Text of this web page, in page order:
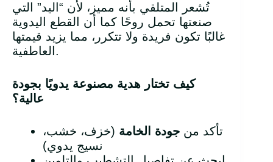
تُشعر المتلقي بأنه مميز، لأن “اليد” التي
صنعتها تحمل روحًا كما أن القطع اليدوية
غالبًا تكون فريدة ولا تتكرر، مما يزيد قيمتها
العاطفية.
كيف تختار هدية مصنوعة يدويًا بجودة
عالية؟
تأكد من جودة الخامة (خزف، خشب،
نسيج يدوي)